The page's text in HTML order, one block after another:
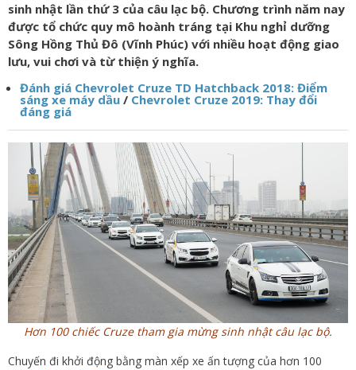
sinh nhật lần thứ 3 của câu lạc bộ. Chương trình năm nay
được tổ chức quy mô hoành tráng tại Khu nghỉ dưỡng
Sông Hồng Thủ Đô (Vĩnh Phúc) với nhiều hoạt động giao
lưu, vui chơi và từ thiện ý nghĩa.
Đánh giá Chevrolet Cruze TD Hatchback 2018: Điểm
sáng xe máy dầu / Chevrolet Cruze 2019: Thay đổi
đáng giá
Hơn 100 chiếc Cruze tham gia mừng sinh nhật câu lạc bộ.
Chuyến đi khởi động bằng màn xếp xe ấn tượng của hơn 100